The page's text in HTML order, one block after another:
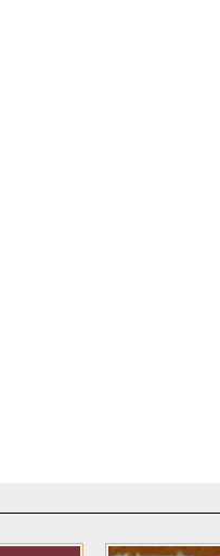
תוכן